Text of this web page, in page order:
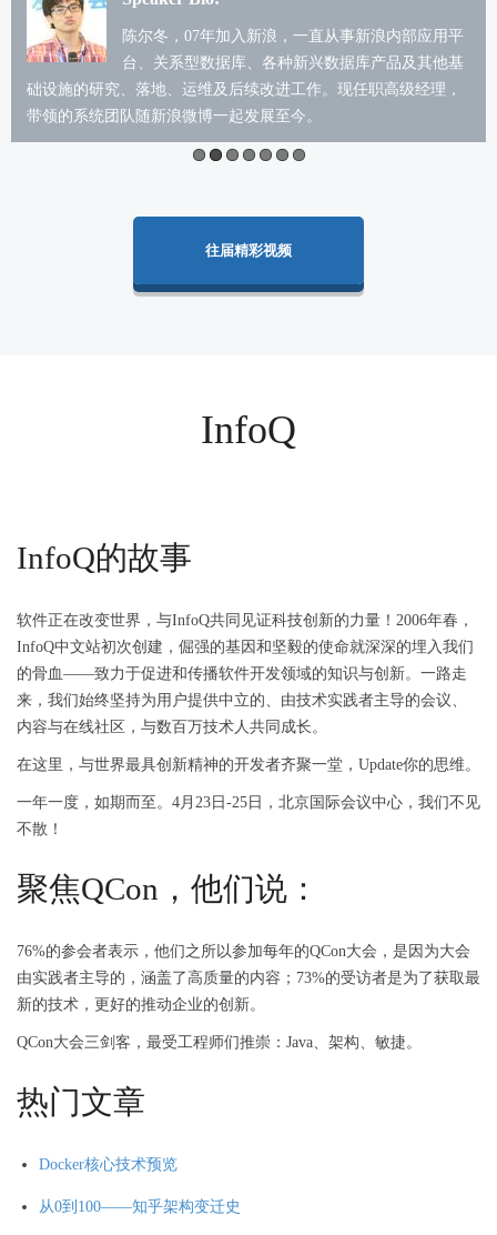
陈尔冬，07年加入新浪，一直从事新浪内部应用平
台、关系型数据库、各种新兴数据库产品及其他基
础设施的研究、落地、运维及后续改进工作。现任职高级经理，
带领的系统团队随新浪微博一起发展至今。
往届精彩视频
InfoQ
InfoQ的故事
软件正在改变世界，与InfoQ共同见证科技创新的力量！2006年春，
InfoQ中文站初次创建，倔强的基因和坚毅的使命就深深的埋入我们
的骨血——致力于促进和传播软件开发领域的知识与创新。一路走
来，我们始终坚持为用户提供中立的、由技术实践者主导的会议、
内容与在线社区，与数百万技术人共同成长。
在这里，与世界最具创新精神的开发者齐聚一堂，Update你的思维。
一年一度，如期而至。4月23日-25日，北京国际会议中心，我们不见
不散！
聚焦QCon，他们说：
76%的参会者表示，他们之所以参加每年的QCon大会，是因为大会
由实践者主导的，涵盖了高质量的内容；73%的受访者是为了获取最
新的技术，更好的推动企业的创新。
QCon大会三剑客，最受工程师们推崇：Java、架构、敏捷。
热门文章
Docker核心技术预览
从0到100——知乎架构变迁史